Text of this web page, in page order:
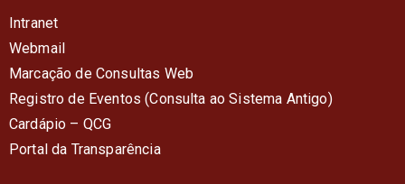
Intranet
Webmail
Marcação de Consultas Web
Registro de Eventos (Consulta ao Sistema Antigo)
Cardápio – QCG
Portal da Transparência